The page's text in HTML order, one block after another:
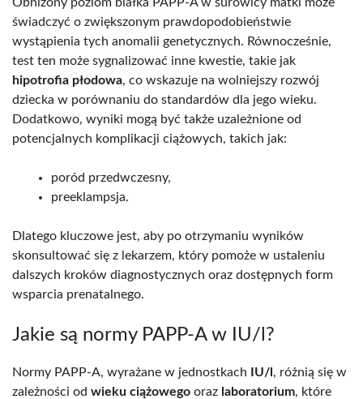
świadczyć o zwiększonym prawdopodobieństwie
wystąpienia tych anomalii genetycznych. Równocześnie,
test ten może sygnalizować inne kwestie, takie jak
hipotrofia płodowa, co wskazuje na wolniejszy rozwój
dziecka w porównaniu do standardów dla jego wieku.
Dodatkowo, wyniki mogą być także uzależnione od
potencjalnych komplikacji ciążowych, takich jak:
poród przedwczesny,
preeklampsja.
Dlatego kluczowe jest, aby po otrzymaniu wyników
skonsultować się z lekarzem, który pomoże w ustaleniu
dalszych kroków diagnostycznych oraz dostępnych form
wsparcia prenatalnego.
Jakie są normy PAPP-A w IU/l?
Normy PAPP-A, wyrażane w jednostkach IU/l , różnią się w
zależności od wieku ciążowego oraz laboratorium, które